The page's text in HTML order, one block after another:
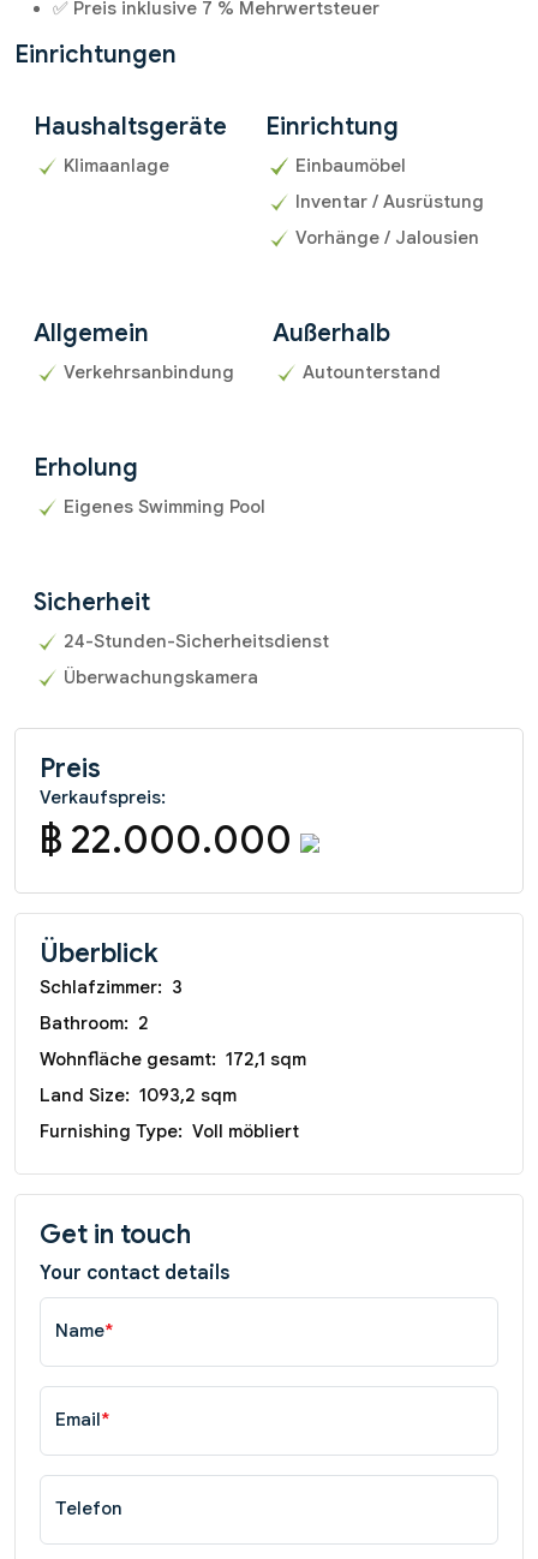
✅ Preis inklusive 7 % Mehrwertsteuer
Einrichtungen
Haushaltsgeräte
Klimaanlage
Einrichtung
Einbaumöbel
Inventar / Ausrüstung
Vorhänge / Jalousien
Allgemein
Verkehrsanbindung
Außerhalb
Autounterstand
Erholung
Eigenes Swimming Pool
Sicherheit
24-Stunden-Sicherheitsdienst
Überwachungskamera
Preis
Verkaufspreis:
฿ 22.000.000
Überblick
Schlafzimmer: 3
Bathroom: 2
Wohnfläche gesamt: 172,1 sqm
Land Size: 1093,2 sqm
Furnishing Type: Voll möbliert
Get in touch
Your contact details
Name*
Email*
Telefon